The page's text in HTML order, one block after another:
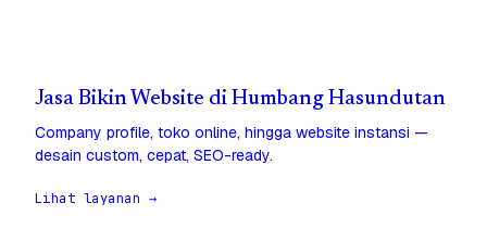
Jasa Bikin Website di Humbang Hasundutan
Company profile, toko online, hingga website instansi —
desain custom, cepat, SEO-ready.
Lihat layanan →